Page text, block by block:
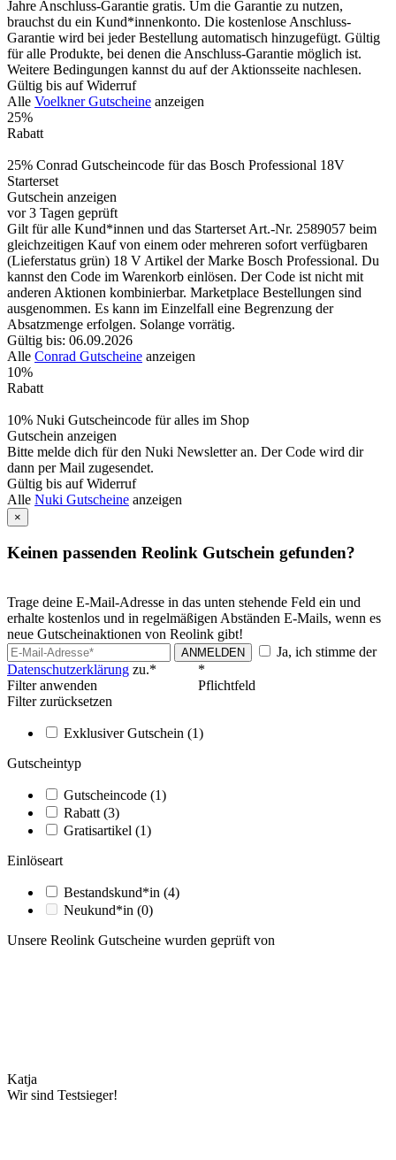
Jahre Anschluss-Garantie gratis. Um die Garantie zu nutzen,
brauchst du ein Kund*innenkonto. Die kostenlose Anschluss-
Garantie wird bei jeder Bestellung automatisch hinzugefügt. Gültig
für alle Produkte, bei denen die Anschluss-Garantie möglich ist.
Weitere Bedingungen kannst du auf der Aktionsseite nachlesen.
Gültig bis auf Widerruf
Alle Voelkner Gutscheine anzeigen
25%
Rabatt
25% Conrad Gutscheincode für das Bosch Professional 18V
Starterset
Gutschein anzeigen
vor 3 Tagen geprüft
Gilt für alle Kund*innen und das Starterset Art.-Nr. 2589057 beim
gleichzeitigen Kauf von einem oder mehreren sofort verfügbaren
(Lieferstatus grün) 18 V Artikel der Marke Bosch Professional. Du
kannst den Code im Warenkorb einlösen. Der Code ist nicht mit
anderen Aktionen kombinierbar. Marketplace Bestellungen sind
ausgenommen. Es kann im Einzelfall eine Begrenzung der
Absatzmenge erfolgen. Solange vorrätig.
Gültig bis: 06.09.2026
Alle Conrad Gutscheine anzeigen
10%
Rabatt
10% Nuki Gutscheincode für alles im Shop
Gutschein anzeigen
Bitte melde dich für den Nuki Newsletter an. Der Code wird dir
dann per Mail zugesendet.
Gültig bis auf Widerruf
Alle Nuki Gutscheine anzeigen
×
Keinen passenden Reolink Gutschein gefunden?
Trage deine E-Mail-Adresse in das unten stehende Feld ein und
erhalte kostenlos und in regelmäßigen Abständen E-Mails, wenn es
neue Gutscheinaktionen von Reolink gibt!
ANMELDEN
Ja, ich stimme der
Datenschutzerklärung zu.*
*
Pflichtfeld
Filter anwenden
Filter zurücksetzen
Exklusiver Gutschein (1)
Gutscheintyp
Gutscheincode (1)
Rabatt (3)
Gratisartikel (1)
Einlöseart
Bestandskund*in (4)
Neukund*in (0)
Unsere Reolink Gutscheine wurden geprüft von
Katja
Wir sind Testsieger!